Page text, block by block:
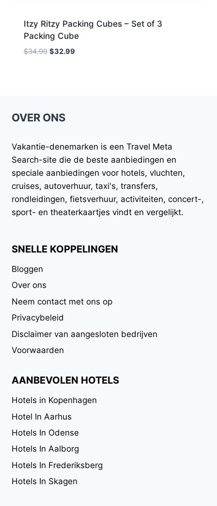
Itzy Ritzy Packing Cubes – Set of 3
Packing Cube
$34.99 Oorspronkelijke
$32.99Huidige
OVER ONS
Vakantie-denemarken is een Travel Meta
Search-site die de beste aanbiedingen en
speciale aanbiedingen voor hotels, vluchten,
cruises, autoverhuur, taxi's, transfers,
rondleidingen, fietsverhuur, activiteiten, concert-,
sport- en theaterkaartjes vindt en vergelijkt.
SNELLE KOPPELINGEN
Bloggen
Over ons
Neem contact met ons op
Privacybeleid
Disclaimer van aangesloten bedrijven
Voorwaarden
AANBEVOLEN HOTELS
Hotels in Kopenhagen
Hotel In Aarhus
Hotels In Odense
Hotels In Aalborg
Hotels In Frederiksberg
Hotels In Skagen